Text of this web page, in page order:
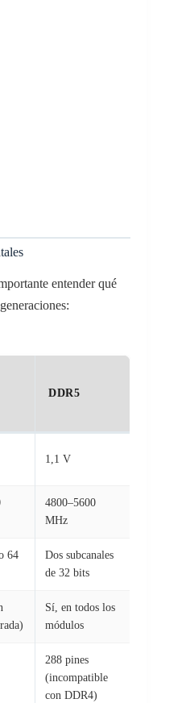
entender qué
DDR5
1,1 V
4800–5600
MHz
64
Dos subcanales
de 32 bits
Sí, en todos los
módulos
288 pines
(incompatible
con DDR4)